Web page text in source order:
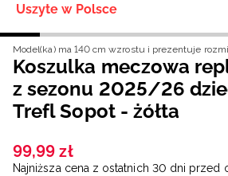
Uszyte w Polsce
Model(ka) ma 140 cm wzrostu i prezentuje
Koszulka meczowa
z sezonu 2025/26
Trefl Sopot - żółta
99,99 zł
Najniższa cena z ostatnich 30 dni przed